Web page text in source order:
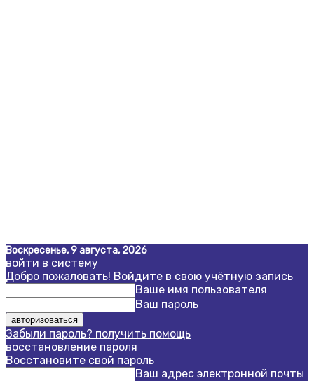
Воскресенье, 9 августа, 2026
войти в систему
Добро пожаловать! Войдите в свою учётную запись
Ваше имя пользователя
Ваш пароль
Забыли пароль? получить помощь
восстановление пароля
Восстановите свой пароль
Ваш адрес электронной почты